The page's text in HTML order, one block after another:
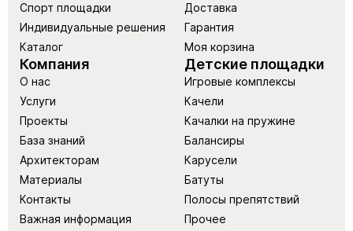
Спорт площадки
Индивидуальные решения
Каталог
Доставка
Гарантия
Моя корзина
Компания
О нас
Услуги
Проекты
База знаний
Архитекторам
Материалы
Контакты
Важная информация
Детские площадки
Игровые комплексы
Качели
Качалки на пружине
Балансиры
Карусели
Батуты
Полосы препятствий
Прочее